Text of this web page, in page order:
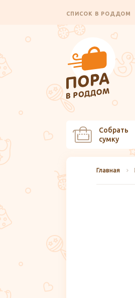
СПИСОК В РОДДОМ
Собрать
сумку
Главная